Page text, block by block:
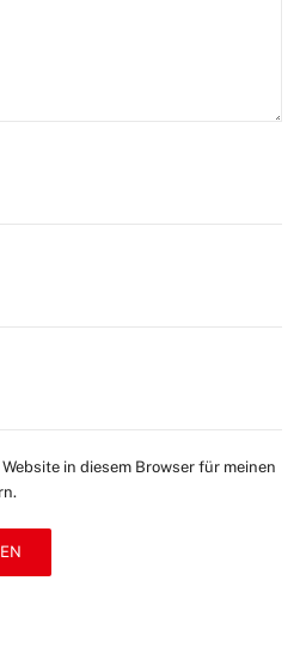
in diesem Browser für meinen